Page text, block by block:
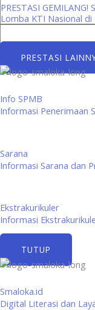
PRESTASI
Lomba KTI Nasional di
Menuju Panggung
PRESTASI
Info SPMB
Informasi Penerimaan
Sarana
Informasi Sarana dan
Ekstrakurikuler
Informasi
TUTUP
Smaloka.id
Digital Literasi dan